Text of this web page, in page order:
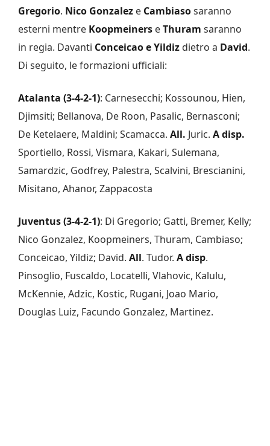
Gregorio. Nico Gonzalez e Cambiasosaranno
esterni mentre Koopmeiners eThuram saranno
in regia. Davanti Conceicao e Yildiz dietro a David.
Di seguito, le formazioni ufficiali:
Atalanta (3-4-2-1): Carnesecchi; Kossounou, Hien,
Djimsiti; Bellanova, De Roon, Pasalic, Bernasconi;
De Ketelaere, Maldini; Scamacca​. All. Juric. A disp.
Sportiello, Rossi, Vismara, Kakari, Sulemana,
Samardzic, Godfrey, Palestra, Scalvini, Brescianini,
Misitano, Ahanor, Zappacosta
Juventus (3-4-2-1): Di Gregorio; Gatti, Bremer, Kelly;
Nico Gonzalez, Koopmeiners, Thuram, Cambiaso;
Conceicao, Yildiz; David. All. Tudor. A disp.
Pinsoglio, Fuscaldo, Locatelli, Vlahovic, Kalulu,
McKennie, Adzic, Kostic, Rugani, Joao Mario,
Douglas Luiz, Facundo Gonzalez, Martinez.